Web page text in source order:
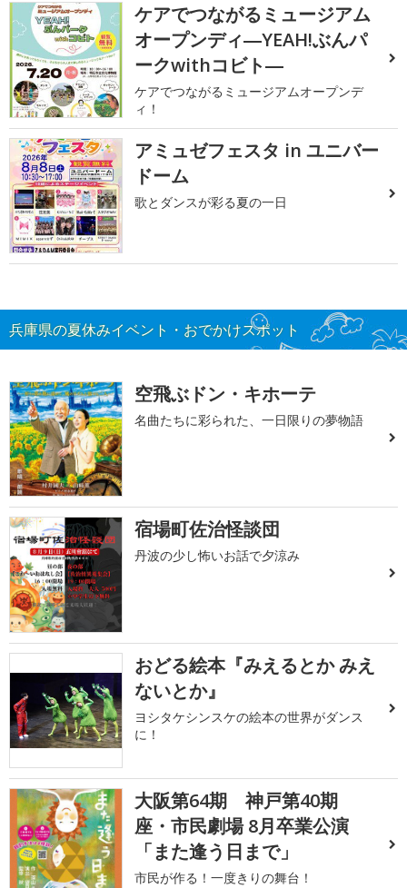
ケアでつながるミュージアム
オープンディ―YEAH!ぶんパ
ークwithコビト―
ケアでつながるミュージアムオープンデ
ィ！
アミュゼフェスタ in ユニバー
ドーム
歌とダンスが彩る夏の一日
兵庫県の夏休みイベント・おでかけスポット
空飛ぶドン・キホーテ
名曲たちに彩られた、一日限りの夢物語
宿場町佐治怪談団
丹波の少し怖いお話で夕涼み
おどる絵本『みえるとか みえ
ないとか』
ヨシタケシンスケの絵本の世界がダンス
に！
大阪第64期 神戸第40期
座・市民劇場 8月卒業公演
「また逢う日まで」
市民が作る！一度きりの舞台！